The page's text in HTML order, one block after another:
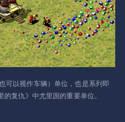
可以视作车辆）单位，也是系列即
复仇》中尤里国的重要单位。